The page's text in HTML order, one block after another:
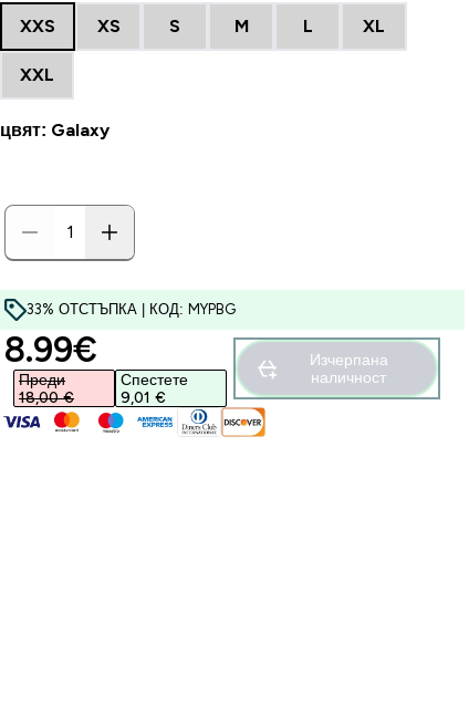
XXS XS S M L XL
XXL
цвят: Galaxy
33% ОТСТЪПКА | КОД: MYPBG
discounted price
8.99€‎
Преди
18,00 €‎
Спестете
9,01 €‎
Изчерпана
наличност